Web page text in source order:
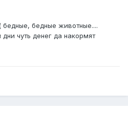
бедные, бедные животные....
чуть денег да накормят